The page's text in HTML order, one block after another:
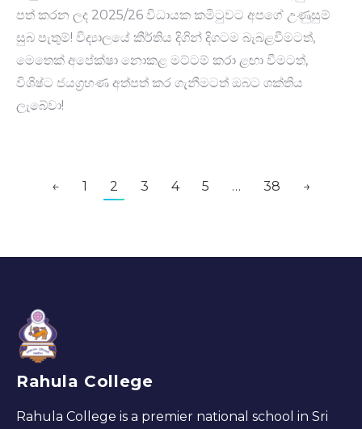
පත් කරන ලද 2025/26 විධායක කමිටුවට අපගේ උණුසුම්
සුබ පැතුම්! විද්‍යාලයේ කීර්තිය දිගින් දිගටම බැබළවීමටත්,
මෙතෙක් අපේක්ෂා නොකළ මට්ටම් කරා ළඟා වීමටත්,
විශිෂ්ට ජයග්‍රහණ අත්පත් කර ගැනීමටත් ඔබට ශක්තිය
ලැබේවා!
← 1 2 3 4 5 … 38 →
Rahula College
Rahula College is a premier national school in Sri